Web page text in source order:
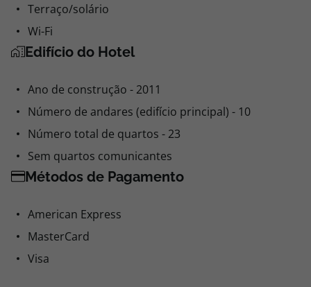
Terraço/solário
Wi-Fi
Edifício do Hotel
Ano de construção - 2011
Número de andares (edifício principal) - 10
Número total de quartos - 23
Sem quartos comunicantes
Métodos de Pagamento
American Express
MasterCard
Visa